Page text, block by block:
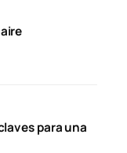
para una